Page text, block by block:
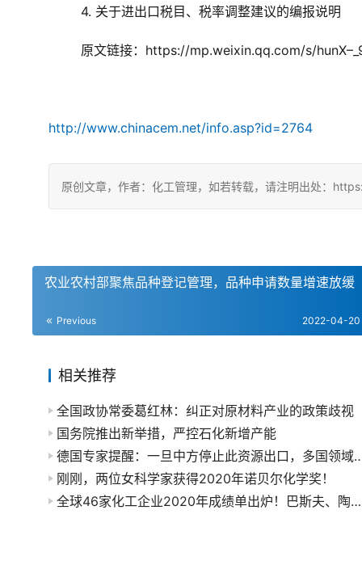
4. 关于进出口税目、税率调整建议的编报说明
原文链接：https://mp.weixin.qq.com/s/
http://www.chinacem.net/info.asp?id=2764
原创文章，作者：化工管理，如若转载，请注明出处：
农业农村部聚焦品种登记管理，品种申请数量增速放缓
Previous 2022-04-20
相关推荐
全国政协常委葛红林：纠正对原材料产业的政策歧视
国务院推出新举措，严控石化新增产能
德国专家提醒：一旦中方停止
刚刚，两位女科学家获得2020年诺贝尔化学奖！
全球46家化工企业2020年成绩单出炉！巴斯夫、陶氏、恒力······